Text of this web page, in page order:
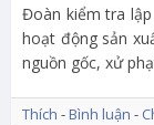
Đoàn kiểm tra
hoạt động sản
nguồn gốc, xử
Thích -Bình luận -